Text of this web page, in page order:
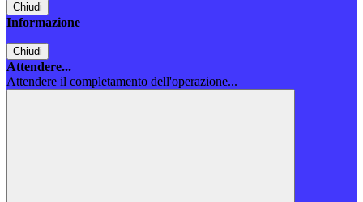
Chiudi
Informazione
Chiudi
Attendere...
Attendere il completamento dell'operazione...